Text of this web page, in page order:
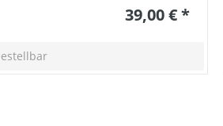
39,00 € *